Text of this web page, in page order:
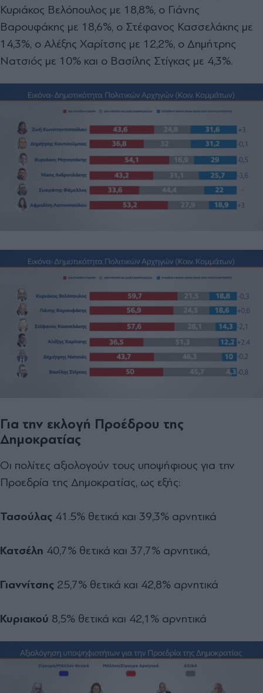
Κυριάκος Βελόπουλος με 18,8%, ο Γιάνης
Βαρουφάκης με 18,6%, ο Στέφανος Κασσελάκης με
14,3%, ο Αλέξης Χαρίτσης με 12,2%, ο Δημήτρης
Νατσιός με 10% και ο Βασίλης Στίγκας με 4,3%.
Για την εκλογή Προέδρου της
Δημοκρατίας
Οι πολίτες αξιολογούν τους υποψήφιους για την
Προεδρία της Δημοκρατίας, ως εξής:
Τασούλας 41.5% θετικά και 39,3% αρνητικά
Κατσέλη 40,7% θετικά και 37,7% αρνητικά,
Γιαννίτσης 25,7% θετικά και 42,8% αρνητικά
Κυριακού 8,5% θετικά και 42,1% αρνητικά